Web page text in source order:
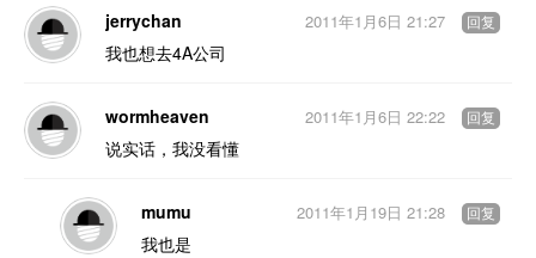
jerrychan
我也想去4A公司
2011年1月6日 21:27 回复
wormheaven
说实话，我没看懂
2011年1月6日 22:22 回复
mumu
我也是
2011年1月19日 21:28 回复